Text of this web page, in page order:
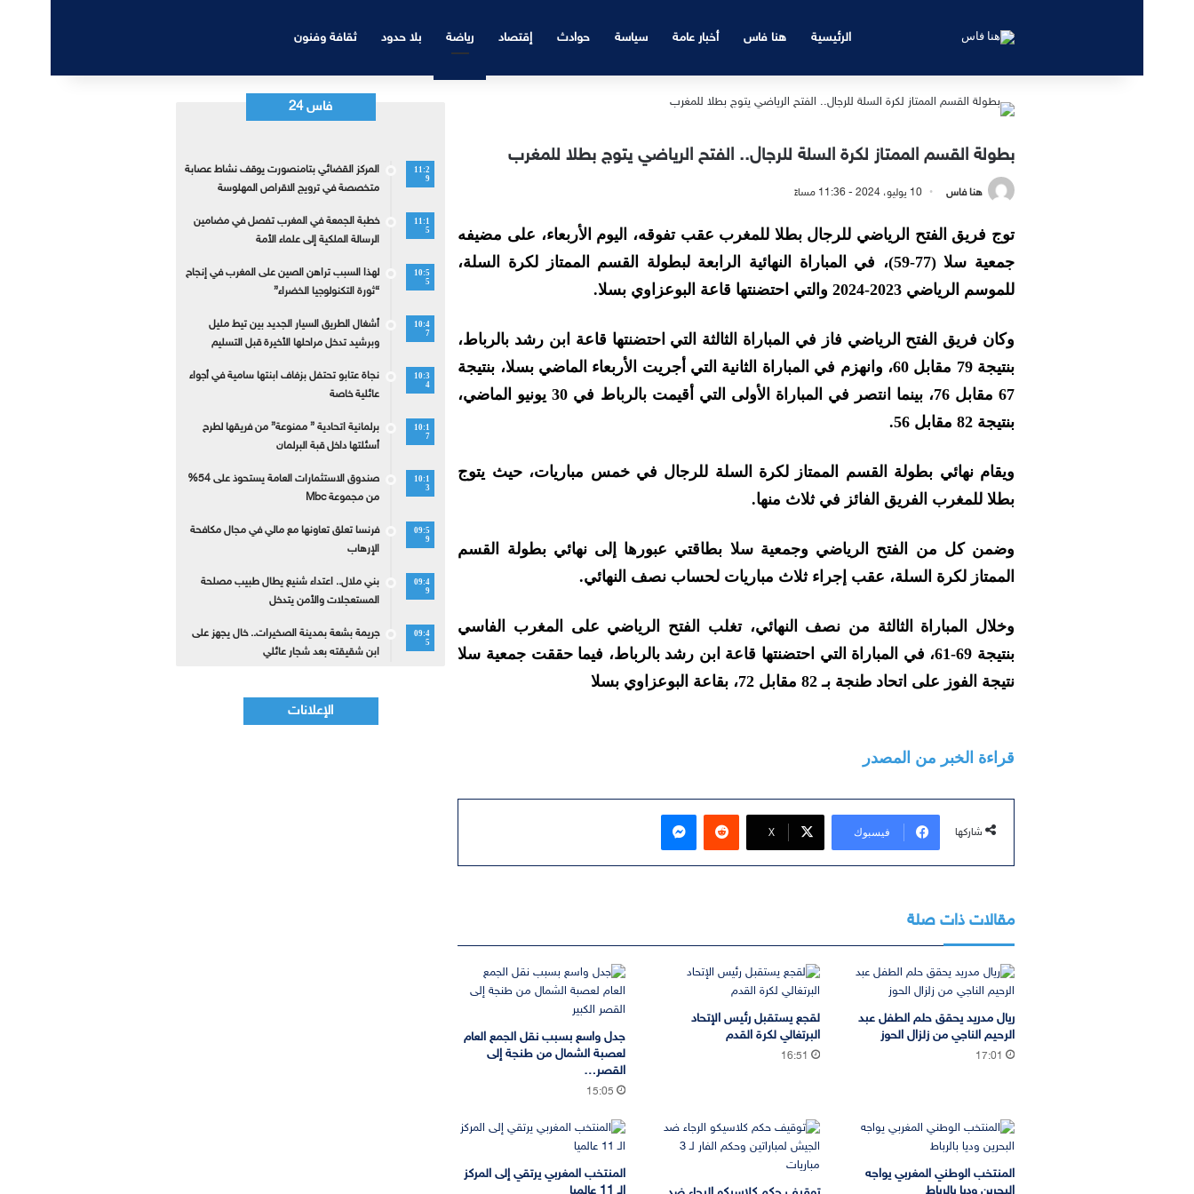
الرئيسية هنا فاس أخبار عامة سياسة حوادث إقتصاد رياضة بلا حدود ثقافة وفنون
بطولة القسم الممتاز لكرة السلة للرجال.. الفتح الرياضي يتوج بطلا للمغرب
هنا فاس 10 يوليو، 2024 - 11:36 مساءً
توج فريق الفتح الرياضي للرجال بطلا للمغرب عقب تفوقه، اليوم الأربعاء، على مضيفه
جمعية سلا (77-59)، في المباراة النهائية الرابعة لبطولة القسم الممتاز لكرة السلة،
للموسم الرياضي 2023-2024 والتي احتضنتها قاعة البوعزاوي بسلا.
وكان فريق الفتح الرياضي فاز في المباراة الثالثة التي احتضنتها قاعة ابن رشد بالرباط،
بنتيجة 79 مقابل 60، وانهزم في المباراة الثانية التي أجريت الأربعاء الماضي بسلا، بنتيجة
67 مقابل 76، بينما انتصر في المباراة الأولى التي أقيمت بالرباط في 30 يونيو الماضي،
بنتيجة 82 مقابل 56.
ويقام نهائي بطولة القسم الممتاز لكرة السلة للرجال في خمس مباريات، حيث يتوج
بطلا للمغرب الفريق الفائز في ثلاث منها.
وضمن كل من الفتح الرياضي وجمعية سلا بطاقتي عبورها إلى نهائي بطولة القسم
الممتاز لكرة السلة، عقب إجراء ثلاث مباريات لحساب نصف النهائي.
وخلال المباراة الثالثة من نصف النهائي، تغلب الفتح الرياضي على المغرب الفاسي
بنتيجة 69-61، في المباراة التي احتضنتها قاعة ابن رشد بالرباط، فيما حققت جمعية سلا
نتيجة الفوز على اتحاد طنجة بـ 82 مقابل 72، بقاعة البوعزاوي بسلا
قراءة الخبر من المصدر
شاركها فيسبوك ‫X
ماسنجر
مقالات ذات صلة
ريال مدريد يحقق حلم الطفل عبد
الرحيم الناجي من زلزال الحوز
17:01
لقجع يستقبل رئيس الإتحاد
البرتغالي لكرة القدم
16:51
جدل واسع بسبب نقل الجمع العام
لعصبة الشمال من طنجة إلى
القصر…
15:05
المنتخب الوطني المغربي يواجه
البحرين وديا بالرباط
المنتخب المغربي يرتقي إلى المركز
الـ 11 عالميا
فاس 24
11:2
9
المركز القضائي بتامنصورت يوقف نشاط عصابة
متخصصة في ترويج الاقراص المهلوسة
11:1
5
خطبة الجمعة في المغرب تفصل في مضامين
الرسالة الملكية إلى علماء الأمة
10:5
5
لهذا السبب تراهن الصين على المغرب في إنجاح
“ثورة التكنولوجيا الخضراء”
10:4
7
أشغال الطريق السيار الجديد بين تيط مليل
وبرشيد تدخل مراحلها الأخيرة قبل التسليم
10:3
4
نجاة عتابو تحتفل بزفاف ابنتها سامية في أجواء
عائلية خاصة
10:1
7
برلمانية اتحادية ” ممنوعة” من فريقها لطرح
أسئلتها داخل قبة البرلمان
10:1
3
صندوق الاستثمارات العامة يستحوذ على 54%
من مجموعة Mbc
09:5
9
فرنسا تعلق تعاونها مع مالي في مجال مكافحة
الإرهاب
09:4
9
بني ملال.. اعتداء شنيع يطال طبيب مصلحة
المستعجلات والأمن يتدخل
09:4
5
جريمة بشعة بمدينة الصخيرات.. خال يجهز على
ابن شقيقته بعد شجار عائلي
الإعلانات